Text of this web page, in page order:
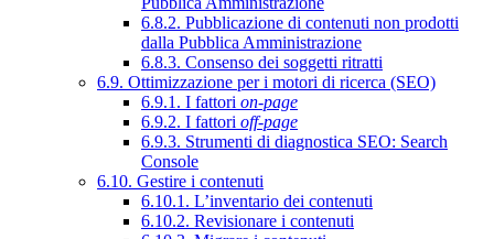
6.8.2. Pubblicazione di contenuti non prodotti
dalla Pubblica Amministrazione
6.8.3. Consenso dei soggetti ritratti
6.9. Ottimizzazione per i motori di ricerca (SEO)
6.9.1. I fattori on-page
6.9.2. I fattori off-page
6.9.3. Strumenti di diagnostica SEO: Search
Console
6.10. Gestire i contenuti
6.10.1. L’inventario dei contenuti
6.10.2. Revisionare i contenuti